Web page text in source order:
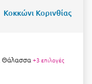
Κοκκώνι Κορινθίας
Θάλασσα +3 επιλογές